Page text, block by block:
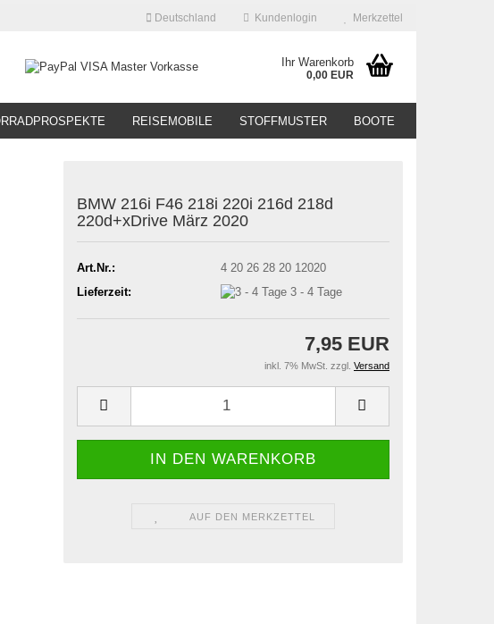
Deutschland Kundenlogin Merkzettel
Ihr Warenkorb
0,00 EUR
REISEMOBILE STOFFMUSTER BOOTE
BMW 216i F46 218i 220i 216d 218d
220d+xDrive März 2020
Art.Nr.:
4 20 26 28 20 12020
Lieferzeit:
3 - 4 Tage
7,95 EUR
inkl. 7% MwSt. zzgl. Versand
AUF DEN MERKZETTEL